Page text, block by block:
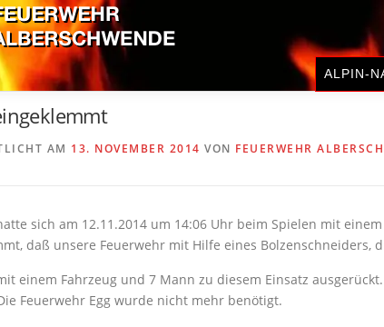
ALPIN-
AM 13. NOVEMBER 2014 VON FEUERWEHR
sich am 12.11.2014 um 14:06 Uhr beim Spielen mit
daß unsere Feuerwehr mit Hilfe eines Bolzenschneiders,
einem Fahrzeug und 7 Mann zu diesem Einsatz
Feuerwehr Egg wurde nicht mehr benötigt.